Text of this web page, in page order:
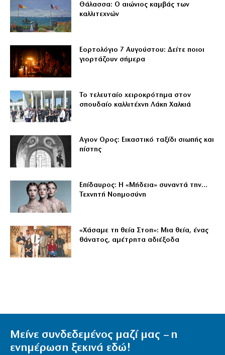
Θάλασσα: Ο αιώνιος καμβάς των
καλλιτεχνών
Εορτολόγιο 7 Αυγούστου: Δείτε ποιοι
γιορτάζουν σήμερα
Το τελευταίο χειροκρότημα στον
σπουδαίο καλλιτέχνη Λάκη Χαλκιά
Αγιον Ορος: Εικαστικό ταξίδι σιωπής και
πίστης
Επίδαυρος: Η «Μήδεια» συναντά την…
Τεχνητή Νοημοσύνη
«Χάσαμε τη θεία Στοπ»: Μια θεία, ένας
θάνατος, αμέτρητα αδιέξοδα
Μείνε συνδεδεμένος μαζί μας – η
ενημέρωση ξεκινά εδώ!